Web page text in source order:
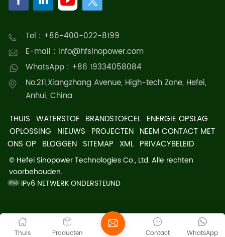
Tel : +86-400-022-8199
E-mail : info@hfsinopower.com
WhatsApp : +86 19334058084
No.211,Xiangzhang Avenue, High-tech Zone, Hefei,
Anhui, China
THUIS WATERSTOF BRANDSTOFCEL ENERGIE OPSLAG
OPLOSSING NIEUWS PROJECTEN NEEM CONTACT MET
ONS OP BLOGGEN SITEMAP XML PRIVACYBELEID
© Hefei Sinopower Technologies Co., Ltd. Alle rechten
voorbehouden.
IPv6 NETWERK ONDERSTEUND
Thuis Producten WhatsApp
Contact